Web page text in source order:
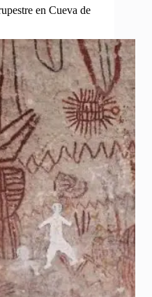
en Cueva de